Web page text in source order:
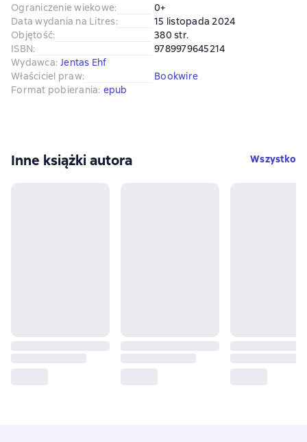
Ograniczenie wiekowe:
0+
Data wydania na Litres:
15 listopada 2024
Objętość:
380 str.
ISBN:
9789979645214
Wydawca: Jentas Ehf
Właściciel praw:
Bookwire
Format pobierania: epub
Inne książki autora Wszystko